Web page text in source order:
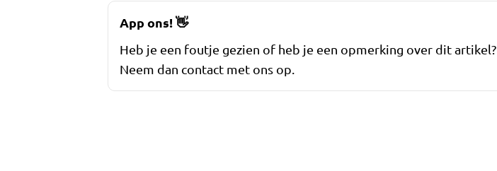
App ons!👋
Heb je een foutje gezien of heb je een opmerking over dit artikel?
Neem dan contact met ons op.